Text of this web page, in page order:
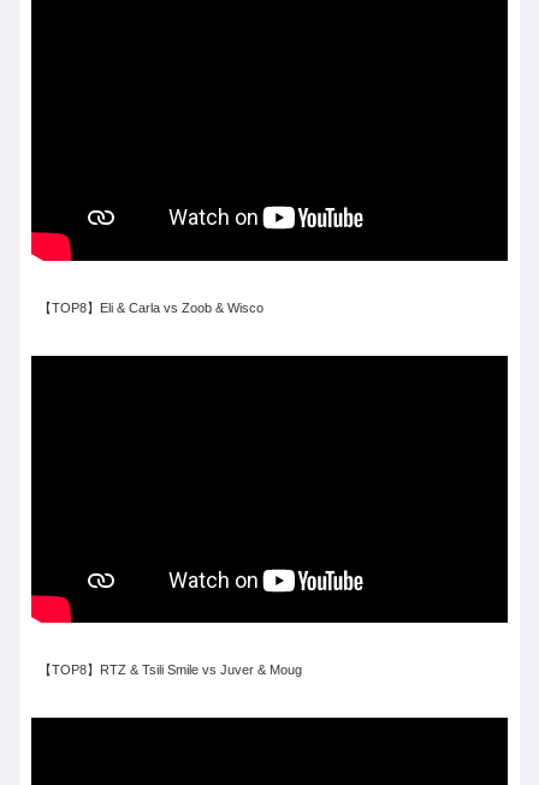
【TOP8】Eli & Carla vs Zoob & Wisco
【TOP8】RTZ & Tsili Smile vs Juver & Moug